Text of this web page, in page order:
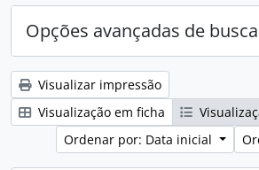
Opções avançadas de busca
Visualizar impressão
Visualização em ficha
Ordenar por: Data inicial